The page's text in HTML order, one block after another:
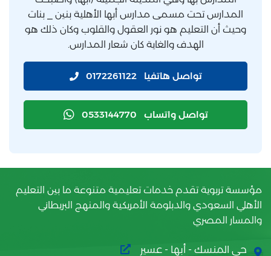
المدارس تحت مسمى مدارس أبها الأهلية بنين _ بنات
وحيث أن التعليم هو نور العقول والقلوب وكان ذلك هو
الهدف والغاية كان شعار المدارس.
تواصل هاتفيا 0172261122
تواصل واتساب 0533144770
مؤسسة تربوية تقدم خدمات تعليمية متنوعة ما بين التعليم
الأهلي السعودي والدبلومة الأمريكية والمنهج البريطاني
والمسار المصري
حي المنسك - أبها - عسير